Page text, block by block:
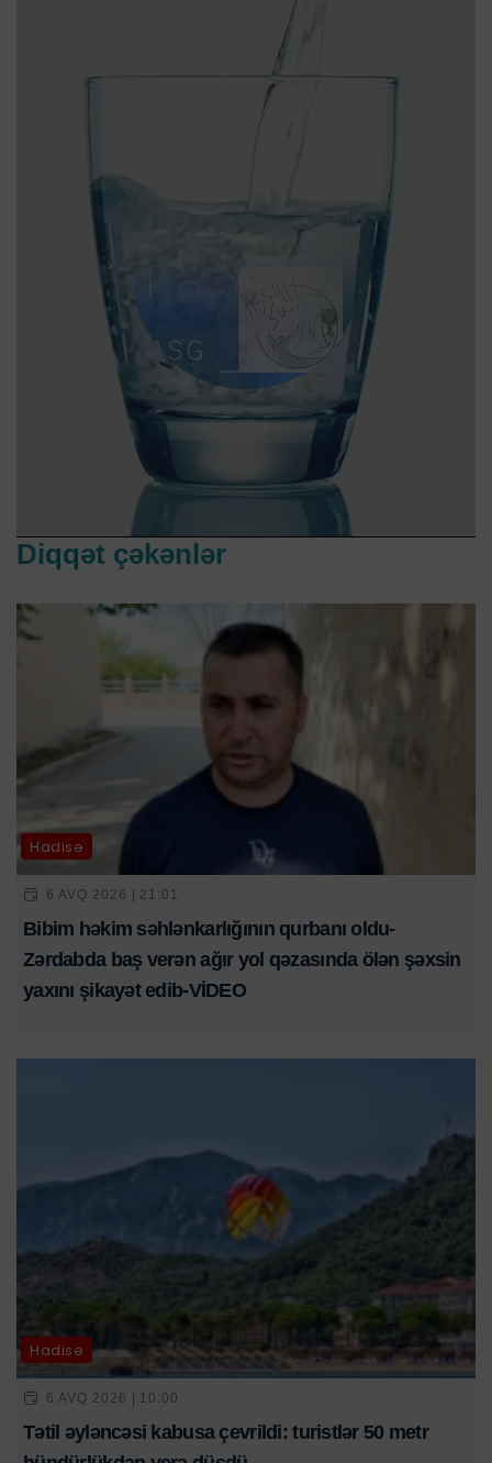
Diqqət çəkənlər
Hadisə
6 AVQ 2026 | 21:01
Bibim həkim səhlənkarlığının qurbanı oldu-
Zərdabda baş verən ağır yol qəzasında ölən şəxsin
yaxını şikayət edib-VİDEO
Hadisə
6 AVQ 2026 | 10:00
Tətil əyləncəsi kabusa çevrildi: turistlər 50 metr